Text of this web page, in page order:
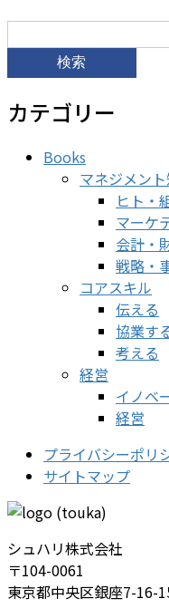
索:
カテゴリー
Books
マネジメン
ヒト・
マーケ
会計・
戦略・
コアスキル
伝える
協業す
考える
経営
イノベ
経営
プライバシーポリ
サイトマップ
シュハリ株式会社
〒104-0061
東京都中央区銀座7-16-